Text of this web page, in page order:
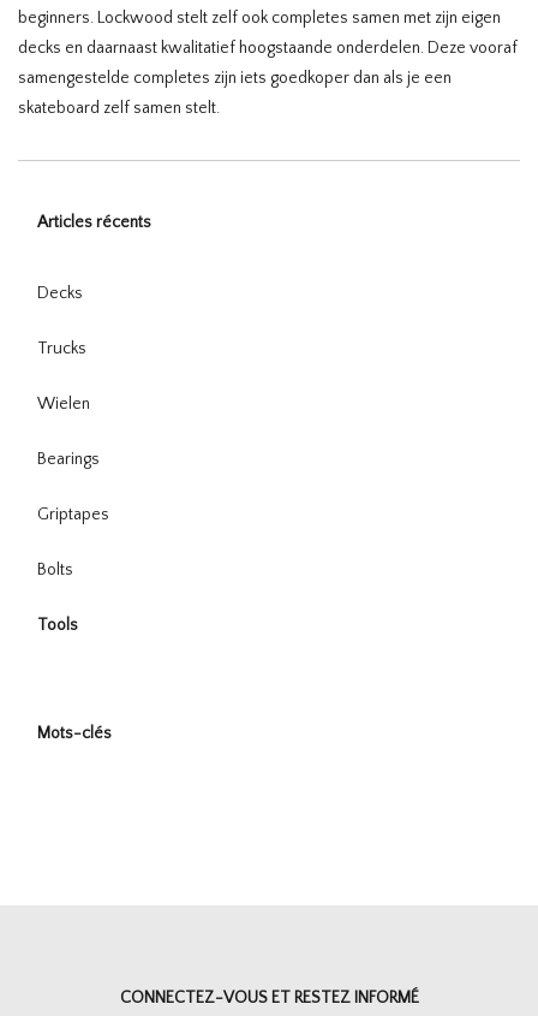
beginners. Lockwood stelt zelf ook completes samen met zijn eigen
decks en daarnaast kwalitatief hoogstaande onderdelen. Deze vooraf
samengestelde completes zijn iets goedkoper dan als je een
skateboard zelf samen stelt.
Articles récents
Decks
Trucks
Wielen
Bearings
Griptapes
Bolts
Tools
Mots-clés
CONNECTEZ-VOUS ET RESTEZ INFORMÉ